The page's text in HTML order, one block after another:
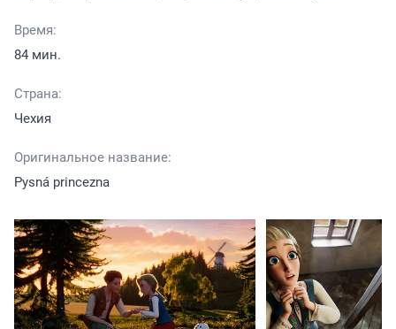
Время:
84 мин.
Страна:
Чехия
Оригинальное название:
Pysná princezna